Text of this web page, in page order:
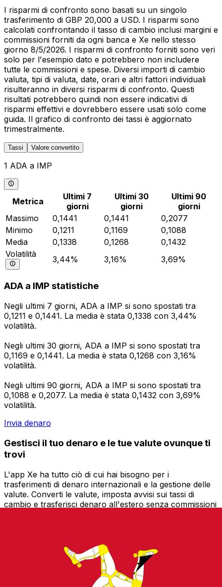
I risparmi di confronto sono basati su un singolo
trasferimento di GBP 20,000 a USD. I risparmi sono
calcolati confrontando il tasso di cambio inclusi margini e
commissioni forniti da ogni banca e Xe nello stesso
giorno 8/5/2026. I risparmi di confronto forniti sono veri
solo per l'esempio dato e potrebbero non includere
tutte le commissioni e spese. Diversi importi di cambio
valuta, tipi di valuta, date, orari e altri fattori individuali
risulteranno in diversi risparmi di confronto. Questi
risultati potrebbero quindi non essere indicativi di
risparmi effettivi e dovrebbero essere usati solo come
guida. Il grafico di confronto dei tassi è aggiornato
trimestralmente.
Tassi Valore convertito
1 ADA a IMP
Metrica
Ultimi 7
giorni
Ultimi 30
giorni
Ultimi 90
giorni
Massimo
0,1441 0,1441
0,2077
Minimo
0,1211 0,1169
0,1088
Media
0,1338 0,1268
0,1432
Volatilità
3,44% 3,16% 3,69%
ADA a IMP statistiche
Negli ultimi 7 giorni, ADA a IMP si sono spostati tra
0,1211 e 0,1441. La media è stata 0,1338 con 3,44%
volatilità.
Negli ultimi 30 giorni, ADA a IMP si sono spostati tra
0,1169 e 0,1441. La media è stata 0,1268 con 3,16%
volatilità.
Negli ultimi 90 giorni, ADA a IMP si sono spostati tra
0,1088 e 0,2077. La media è stata 0,1432 con 3,69%
volatilità.
Invia denaro
Gestisci il tuo denaro e le tue valute ovunque ti
trovi
L'app Xe ha tutto ciò di cui hai bisogno per i
trasferimenti di denaro internazionali e la gestione delle
valute. Converti le valute, imposta avvisi sui tassi di
cambio e trasferisci denaro all'estero senza commissioni